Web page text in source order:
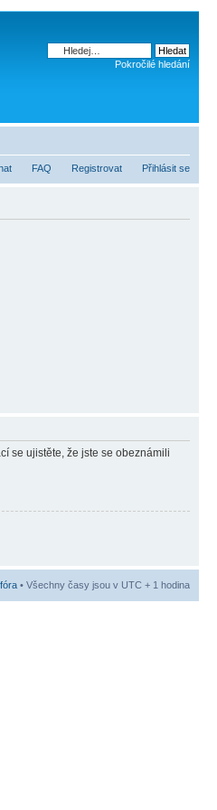
Pokročilé hledání
FAQ Registrovat Přihlásit se
se ujistěte, že jste se obeznámili
• Všechny časy jsou v UTC + 1 hodina